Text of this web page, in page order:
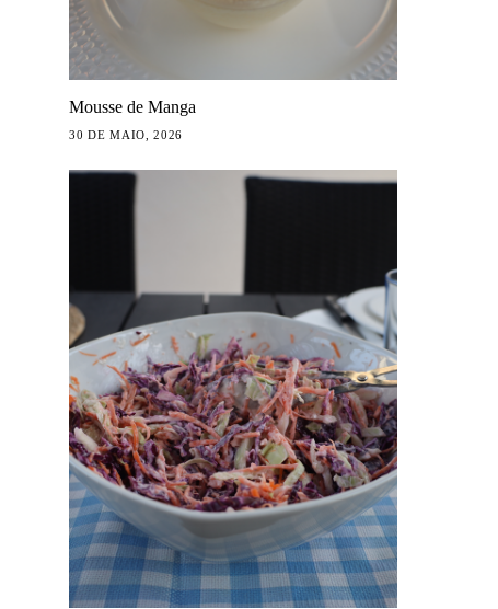
Mousse de Manga
30 DE MAIO, 2026